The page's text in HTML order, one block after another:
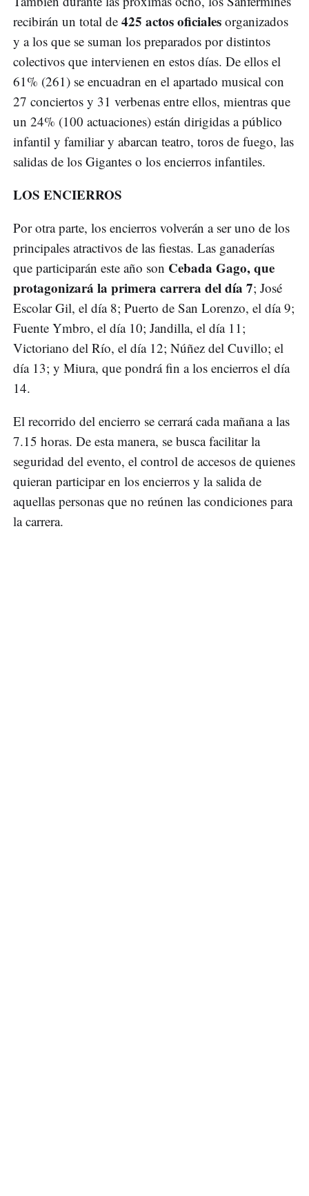
recibirán un total de 425 actos oficiales organizados
y a los que se suman los preparados por distintos
colectivos que intervienen en estos días. De ellos el
61% (261) se encuadran en el apartado musical con
27 conciertos y 31 verbenas entre ellos, mientras que
un 24% (100 actuaciones) están dirigidas a público
infantil y familiar y abarcan teatro, toros de fuego, las
salidas de los Gigantes o los encierros infantiles.
LOS ENCIERROS
Por otra parte, los encierros volverán a ser uno de los
principales atractivos de las fiestas. Las ganaderías
que participarán este año son Cebada Gago, que
protagonizará la primera carrera del día 7; José
Escolar Gil, el día 8; Puerto de San Lorenzo, el día 9;
Fuente Ymbro, el día 10; Jandilla, el día 11;
Victoriano del Río, el día 12; Núñez del Cuvillo; el
día 13; y Miura, que pondrá fin a los encierros el día
14.
El recorrido del encierro se cerrará cada mañana a las
7.15 horas. De esta manera, se busca facilitar la
seguridad del evento, el control de accesos de quienes
quieran participar en los encierros y la salida de
aquellas personas que no reúnen las condiciones para
la carrera.